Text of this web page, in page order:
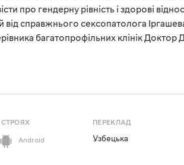
про гендерну рівність і здорові
від справжнього сексопатолога
багатопрофільних клінік Доктор
Android
ПЕРЕКЛАД
Узбецька